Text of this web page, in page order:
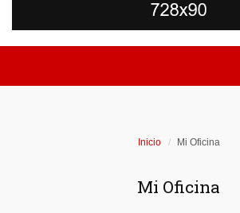
Inicio Mi Oficina
Mi Oficina